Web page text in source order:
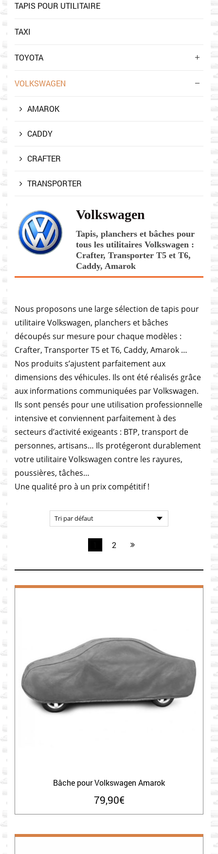
Volkswagen
Tapis, planchers et bâches pour
tous les utilitaires Volkswagen :
Crafter, Transporter T5 et T6,
Caddy, Amarok
Nous proposons une large sélection de tapis pour
utilitaire Volkswagen, planchers et bâches
découpés sur mesure pour chaque modèles :
Crafter, Transporter T5 et T6, Caddy, Amarok …
Nos produits s’ajustent parfaitement aux
dimensions des véhicules. Ils ont été réalisés grâce
aux informations communiquées par Volkswagen.
Ils sont pensés pour une utilisation professionnelle
intensive et conviennent parfaitement à des
secteurs d’activité exigeants : BTP, transport de
personnes, artisans… Ils protégeront durablement
votre utilitaire Volkswagen contre les rayures,
poussières, tâches…
Une qualité pro à un prix compétitif !
2
Bâche pour Volkswagen Amarok
79,90€
TAPIS POUR UTILITAIRE
TAXI
TOYOTA
VOLKSWAGEN
AMAROK
CADDY
CRAFTER
TRANSPORTER